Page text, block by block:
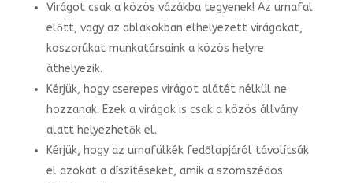
Virágot csak a közös vázákba tegyenek! Az urnafal
előtt, vagy az ablakokban elhelyezett virágokat,
koszorúkat munkatársaink a közös helyre
áthelyezik.
Kérjük, hogy cserepes virágot alátét nélkül ne
hozzanak. Ezek a virágok is csak a közös állvány
alatt helyezhetők el.
Kérjük, hogy az urnafülkék fedőlapjáról távolítsák
el azokat a díszítéseket, amik a szomszédos